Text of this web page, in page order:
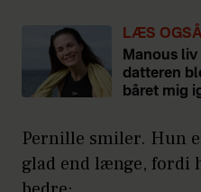
LÆS OGSÅ
Manous
datteren
båret mig
Pernille smiler. Hun
glad end længe, fordi